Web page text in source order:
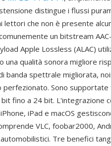
distingue i flussi
lettori che non è presente
un bitstream
Apple Lossless (ALAC)
una qualità sonora migliore
banda spettrale migliorata,
perfezionato. Sono
fino a 24 bit. L'integrazione
iPad e macOS
VLC, foobar2000,
Tre benefici